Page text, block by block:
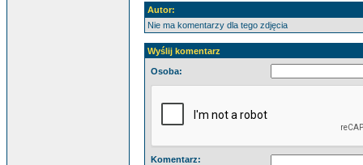
Autor:
Nie ma komentarzy dla tego zdjęcia
Wyślij komentarz
Osoba:
Komentarz: